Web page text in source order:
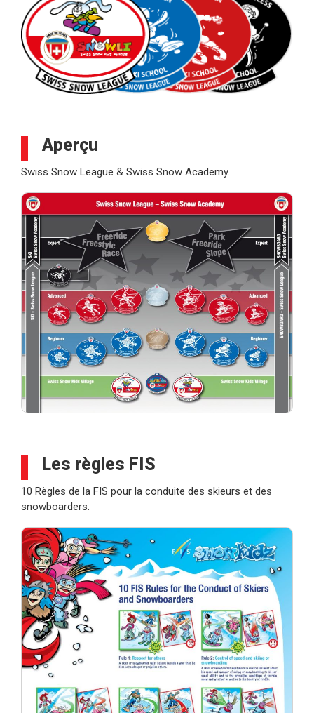
Aperçu
Swiss Snow League & Swiss Snow Academy.
Les règles FIS
10 Règles de la FIS pour la conduite des skieurs et des
snowboarders.